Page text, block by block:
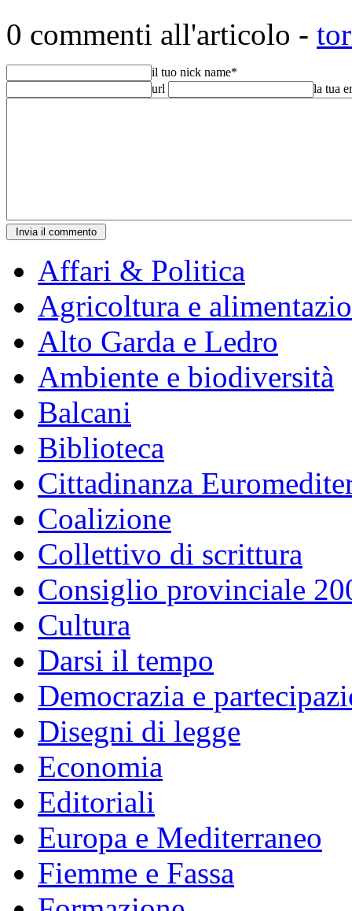
0 commenti all'articolo -
il tuo nick name*
url
la tua
Affari & Politica
Agricoltura e
Alto Garda e Ledro
Ambiente e biodiversità
Balcani
Biblioteca
Cittadinanza
Coalizione
Collettivo di scrittura
Consiglio provinciale
Cultura
Darsi il tempo
Democrazia e
Disegni di legge
Economia
Editoriali
Europa e Mediterraneo
Fiemme e Fassa